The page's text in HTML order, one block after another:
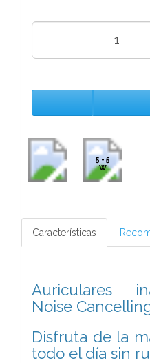
5 - 5
W
Características
Auriculares
Noise
Disfruta de la
todo el día sin